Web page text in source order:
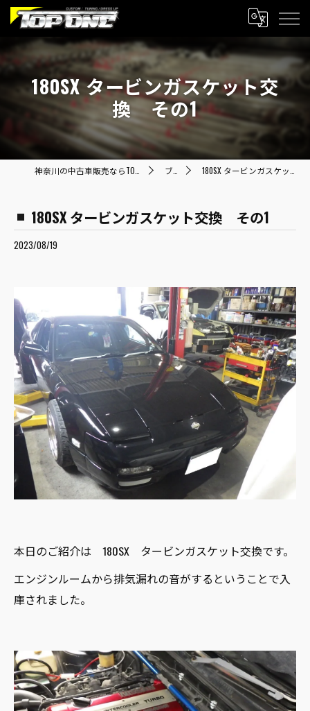
180SX タービンガスケット交
換 その1
ブログ 180SX タービンガスケット交換 その1
180SX タービンガスケット交換 その1
2023/08/19
本日のご紹介は 180SX タービンガスケット交換です。
エンジンルームから排気漏れの音がするということで入
庫されました。